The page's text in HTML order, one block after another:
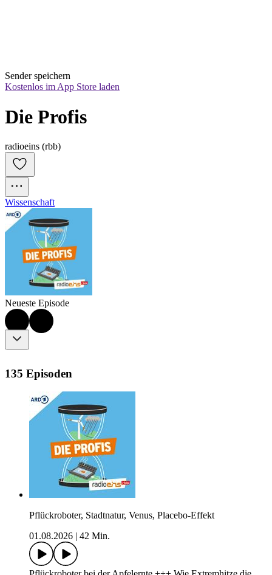
Sender speichern
Kostenlos im App Store laden
Die Profis
radioeins (rbb)
Wissenschaft
Neueste Episode
135 Episoden
Pflückroboter, Stadtnatur, Venus, Placebo-Effekt
01.08.2026
42 Min.